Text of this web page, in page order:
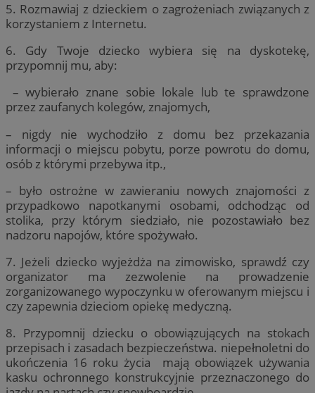
5. Rozmawiaj z dzieckiem o zagrożeniach związanych z
korzystaniem z Internetu.
6. Gdy Twoje dziecko wybiera się na dyskotekę,
przypomnij mu, aby:
– wybierało znane sobie lokale lub te sprawdzone
przez zaufanych kolegów, znajomych,
– nigdy nie wychodziło z domu bez przekazania
informacji o miejscu pobytu, porze powrotu do domu,
osób z którymi przebywa itp.,
– było ostrożne w zawieraniu nowych znajomości z
przypadkowo napotkanymi osobami, odchodząc od
stolika, przy którym siedziało, nie pozostawiało bez
nadzoru napojów, które spożywało.
7. Jeżeli dziecko wyjeżdża na zimowisko, sprawdź czy
organizator ma zezwolenie na prowadzenie
zorganizowanego wypoczynku w oferowanym miejscu i
czy zapewnia dzieciom opiekę medyczną.
8. Przypomnij dziecku o obowiązujących na stokach
przepisach i zasadach bezpieczeństwa. niepełnoletni do
ukończenia 16 roku życia mają obowiązek używania
kasku ochronnego konstrukcyjnie przeznaczonego do